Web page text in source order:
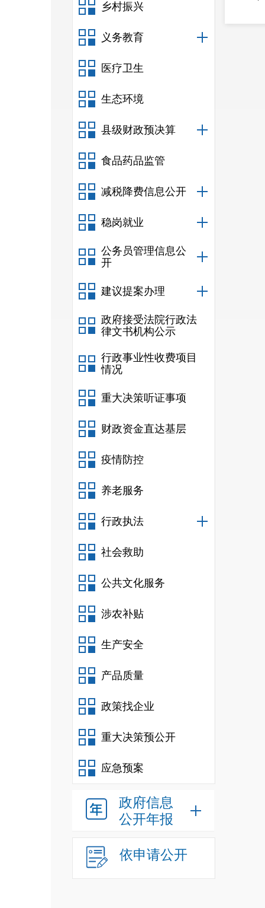
乡村振兴
义务教育
医疗卫生
生态环境
县级财政预决算
食品药品监管
减税降费信息公开
稳岗就业
公务员管理信息公
开
建议提案办理
政府接受法院行政法
律文书机构公示
行政事业性收费项目
情况
重大决策听证事项
财政资金直达基层
疫情防控
养老服务
行政执法
社会救助
公共文化服务
涉农补贴
生产安全
产品质量
政策找企业
重大决策预公开
应急预案
政府信息
公开年报
依申请公开